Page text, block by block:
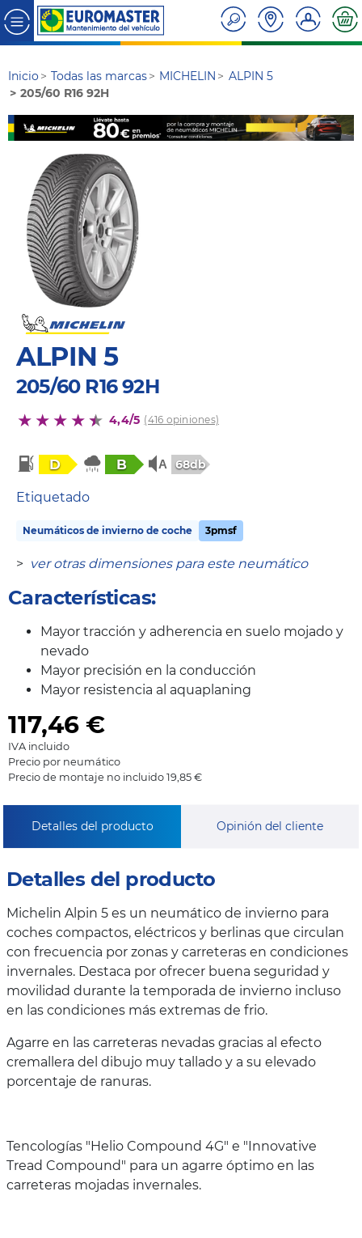
Inicio Todas las marcas MICHELIN
ALPIN 5
205/60 R16 92H
ALPIN 5
205/60 R16 92H
4,4/5 (416 opiniones)
D B 68db
Etiquetado
Neumáticos de invierno de coche 3pmsf
> ver otras dimensiones para este neumático
Características:
Mayor tracción y adherencia en suelo mojado y
nevado
Mayor precisión en la conducción
Mayor resistencia al aquaplaning
117,46 €
IVA incluido
Precio por neumático
Precio de montaje no incluido 19,85 €
Detalles del producto Opinión del cliente
Detalles del producto
Michelin Alpin 5 es un neumático de invierno para
coches compactos, eléctricos y berlinas que circulan
con frecuencia por zonas y carreteras en condiciones
invernales. Destaca por ofrecer buena seguridad y
movilidad durante la temporada de invierno incluso
en las condiciones más extremas de frio.
Agarre en las carreteras nevadas gracias al efecto
cremallera del dibujo muy tallado y a su elevado
porcentaje de ranuras.
Tencologías "Helio Compound 4G" e "Innovative
Tread Compound" para un agarre óptimo en las
carreteras mojadas invernales.